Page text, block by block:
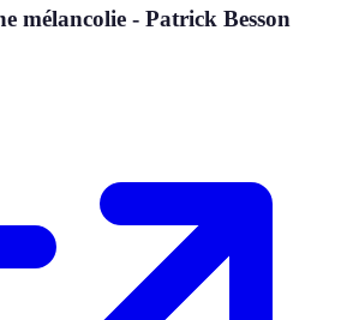
mélancolie - Patrick Besson